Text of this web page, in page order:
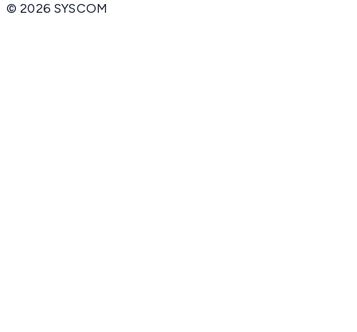
©2026 SYSCOM